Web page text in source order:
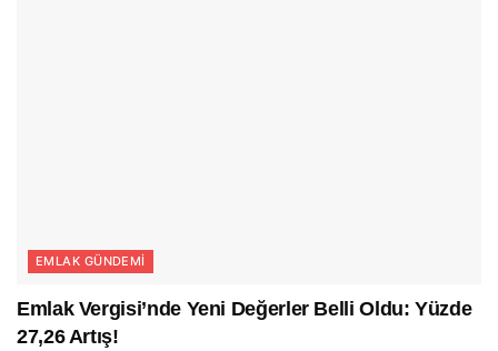
EMLAK GÜNDEMI
Emlak Vergisi’nde Yeni Değerler Belli Oldu: Yüzde
27,26 Artış!